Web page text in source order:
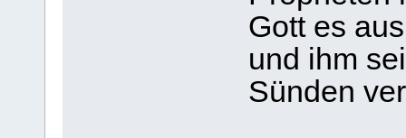
Gott es
und ihm
Sünden